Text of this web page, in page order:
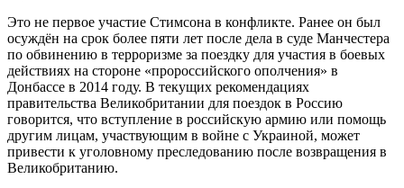
Это не первое участие Стимсона в конфликте. Ранее он был
осуждён на срок более пяти лет после дела в суде Манчестера
по обвинению в терроризме за поездку для участия в боевых
действиях на стороне «пророссийского ополчения» в
Донбассе в 2014 году. В текущих рекомендациях
правительства Великобритании для поездок в Россию
говорится, что вступление в российскую армию или помощь
другим лицам, участвующим в войне с Украиной, может
привести к уголовному преследованию после возвращения в
Великобританию.